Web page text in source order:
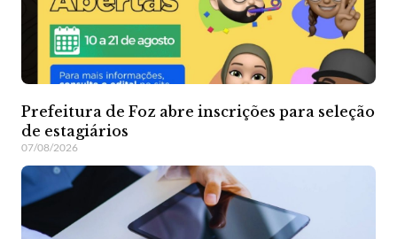
Prefeitura de Foz abre inscrições para seleção
de estagiários
07/08/2026